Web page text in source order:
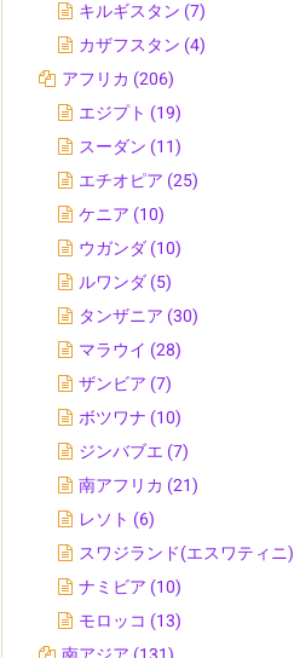
キルギスタン (7)
カザフスタン (4)
アフリカ (206)
エジプト (19)
スーダン (11)
エチオピア (25)
ケニア (10)
ウガンダ (10)
ルワンダ (5)
タンザニア (30)
マラウイ (28)
ザンビア (7)
ボツワナ (10)
ジンバブエ (7)
南アフリカ (21)
レソト (6)
スワジランド(エスワティニ)
ナミビア (10)
モロッコ (13)